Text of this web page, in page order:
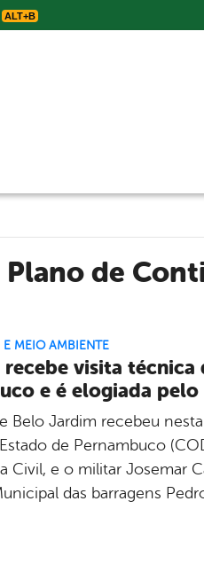
ALT+B
Plano de
E MEIO AMBIENTE
visita técnica
e é elogiada
Belo Jardim recebeu
de Pernambuco
Civil, e o militar Josemar
das barragens